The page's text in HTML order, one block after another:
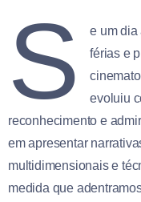
S
e um dia
férias e
evoluiu
reconhecimento e
em apresentar
multidimensionais e
medida que